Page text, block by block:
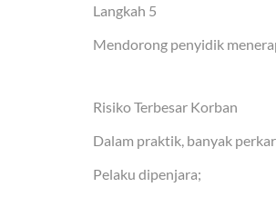
Langkah 5
Mendorong penyidik
Risiko Terbesar Korban
Dalam praktik, banyak
Pelaku dipenjara;